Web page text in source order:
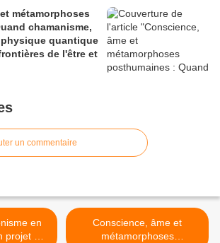
métamorphoses
chamanisme,
quantique
de l'être et
un commentaire
projet de
Conscience, âme et
métamorphoses